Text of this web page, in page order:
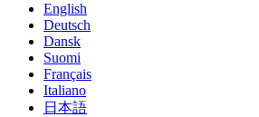
English
Deutsch
Dansk
Suomi
Français
Italiano
日本語